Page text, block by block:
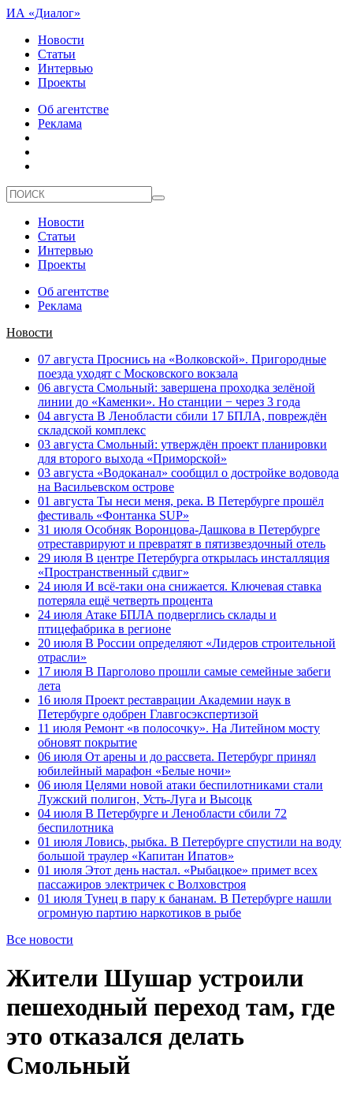
ИА «Диалог»
Новости
Статьи
Интервью
Проекты
Об агентстве
Реклама
Новости
Статьи
Интервью
Проекты
Об агентстве
Реклама
Новости
07 августа Проснись на «Волковской». Пригородные
поезда уходят с Московского вокзала
06 августа Смольный: завершена проходка зелёной
линии до «Каменки». Но станции − через 3 года
04 августа В Ленобласти сбили 17 БПЛА, повреждён
складской комплекс
03 августа Смольный: утверждён проект планировки
для второго выхода «Приморской»
03 августа «Водоканал» сообщил о достройке водовода
на Васильевском острове
01 августа Ты неси меня, река. В Петербурге прошёл
фестиваль «Фонтанка SUP»
31 июля Особняк Воронцова-Дашкова в Петербурге
отреставрируют и превратят в пятизвездочный отель
29 июля В центре Петербурга открылась инсталляция
«Пространственный сдвиг»
24 июля И всё-таки она снижается. Ключевая ставка
потеряла ещё четверть процента
24 июля Атаке БПЛА подверглись склады и
птицефабрика в регионе
20 июля В России определяют «Лидеров строительной
отрасли»
17 июля В Парголово прошли самые семейные забеги
лета
16 июля Проект реставрации Академии наук в
Петербурге одобрен Главгосэкспертизой
11 июля Ремонт «в полосочку». На Литейном мосту
обновят покрытие
06 июля От арены и до рассвета. Петербург принял
юбилейный марафон «Белые ночи»
06 июля Целями новой атаки беспилотниками стали
Лужский полигон, Усть-Луга и Высоцк
04 июля В Петербурге и Ленобласти сбили 72
беспилотника
01 июля Ловись, рыбка. В Петербурге спустили на воду
большой траулер «Капитан Ипатов»
01 июля Этот день настал. «Рыбацкое» примет всех
пассажиров электричек с Волховстроя
01 июля Тунец в пару к бананам. В Петербурге нашли
огромную партию наркотиков в рыбе
Все новости
Жители Шушар устроили
пешеходный переход там, где
это отказался делать
Смольный